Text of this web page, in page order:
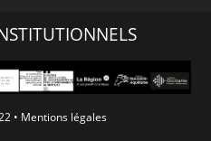
• Mentions légales